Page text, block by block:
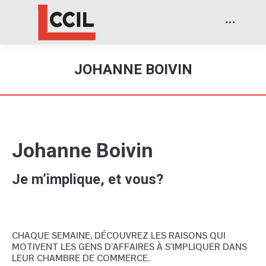
JOHANNE BOIVIN
Johanne Boivin
Je m’implique, et vous?
CHAQUE SEMAINE, DÉCOUVREZ LES RAISONS QUI
MOTIVENT LES GENS D’AFFAIRES À S’IMPLIQUER DANS
LEUR CHAMBRE DE COMMERCE.